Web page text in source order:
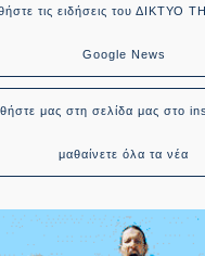
τις ειδήσεις του ΔΙΚΤΥΟ
Google News
μας στη σελίδα μας στο
μαθαίνετε όλα τα νέα